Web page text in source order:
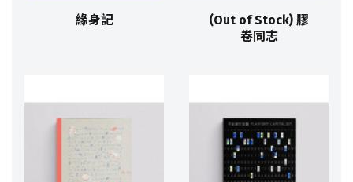
緣身記
(Out of Stock) 膠
卷同志